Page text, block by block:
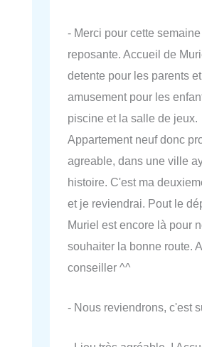
- Merci pour cette semaine
reposante. Accueil de
detente pour les parents et
amusement pour les
piscine et la salle de jeux.
Appartement neuf donc
agreable, dans une ville
histoire. C'est ma
et je reviendrai. Pout le
Muriel est encore là pour
souhaiter la bonne route. A
conseiller ^^
- Nous reviendrons, c'est